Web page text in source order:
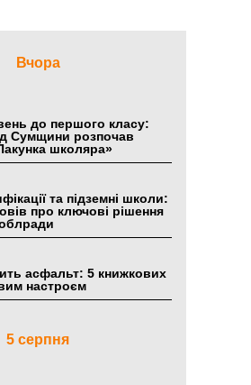
Вчора
до першого класу:
Сумщини розпочав
школяра»
та підземні школи:
про ключові рішення
облради
асфальт: 5 книжкових
настроєм
5 серпня